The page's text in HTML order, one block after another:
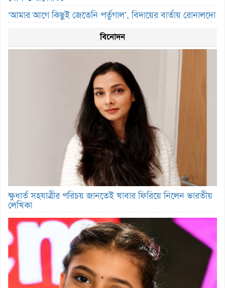
‘আমার আগে কিছুই জেতেনি পর্তুগাল’, বিদায়ের বার্তায় রোনালদো
বিনোদন
ক্ষুধার্ত সহযাত্রীর পরিচয় জানতেই খাবার ফিরিয়ে নিলেন ভারতীয়
লেখিকা